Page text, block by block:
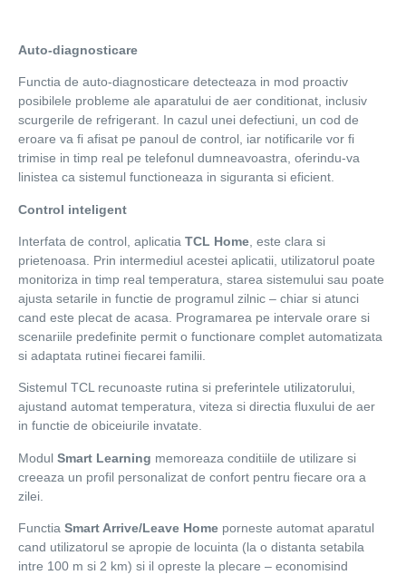
Auto-diagnosticare
Functia de auto-diagnosticare detecteaza in mod proactiv
posibilele probleme ale aparatului de aer conditionat, inclusiv
scurgerile de refrigerant. In cazul unei defectiuni, un cod de
eroare va fi afisat pe panoul de control, iar notificarile vor fi
trimise in timp real pe telefonul dumneavoastra, oferindu-va
linistea ca sistemul functioneaza in siguranta si eficient.
Control inteligent
Interfata de control, aplicatia TCL Home , este clara si
prietenoasa. Prin intermediul acestei aplicatii, utilizatorul poate
monitoriza in timp real temperatura, starea sistemului sau poate
ajusta setarile in functie de programul zilnic – chiar si atunci
cand este plecat de acasa. Programarea pe intervale orare si
scenariile predefinite permit o functionare complet automatizata
si adaptata rutinei fiecarei familii.
Sistemul TCL recunoaste rutina si preferintele utilizatorului,
ajustand automat temperatura, viteza si directia fluxului de aer
in functie de obiceiurile invatate.
Modul Smart Learning memoreaza conditiile de utilizare si
creeaza un profil personalizat de confort pentru fiecare ora a
zilei.
Functia Smart Arrive/Leave Home porneste automat aparatul
cand utilizatorul se apropie de locuinta (la o distanta setabila
intre 100 m si 2 km) si il opreste la plecare – economisind